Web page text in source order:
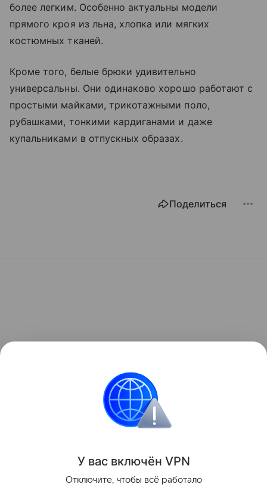
более легким. Особенно актуальны модели
прямого кроя из льна, хлопка или мягких
костюмных тканей.
Кроме того, белые брюки удивительно
универсальны. Они одинаково хорошо работают с
простыми майками, трикотажными поло,
рубашками, тонкими кардиганами и даже
купальниками в отпускных образах.
Поделиться
У вас включён VPN
Отключите, чтобы всё работало